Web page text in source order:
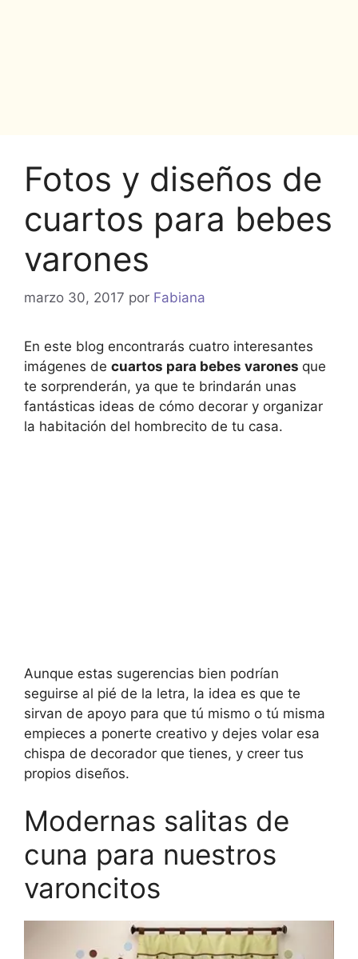
Fotos y diseños de
cuartos para bebes
varones
marzo 30, 2017 por Fabiana
En este blog encontrarás cuatro interesantes
imágenes de cuartos para bebes varones que
te sorprenderán, ya que te brindarán unas
fantásticas ideas de cómo decorar y organizar
la habitación del hombrecito de tu casa.
Aunque estas sugerencias bien podrían
seguirse al pié de la letra, la idea es que te
sirvan de apoyo para que tú mismo o tú misma
empieces a ponerte creativo y dejes volar esa
chispa de decorador que tienes, y creer tus
propios diseños.
Modernas salitas de
cuna para nuestros
varoncitos